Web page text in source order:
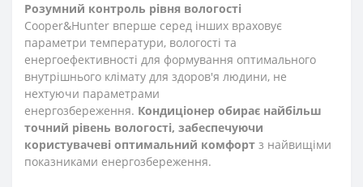
Розумний контроль рівня вологості
Cooper&Hunter вперше серед інших враховує
параметри температури, вологості та
енергоефективності для формування оптимального
внутрішнього клімату для здоров'я людини, не
нехтуючи параметрами
енергозбереження. Кондиціонер обирає найбільш
точний рівень вологості, забеспечуючи
користувачеві оптимальний комфорт з найвищіми
показниками енергозбереження.